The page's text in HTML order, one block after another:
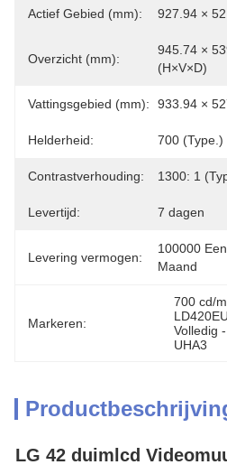
Actief Gebied (mm): 927.94 ×
Overzicht (mm):
945.74 ×
(H×V×D)
Vattingsgebied (mm): 933.94 ×
Helderheid: 700 (Type.)
Contrastverhouding: 1300: 1
Levertijd: 7 dagen
Levering vermogen:
100000
Maand
Markeren:
700 cd/
Volledig
UHA3
LG 42 duimlcd